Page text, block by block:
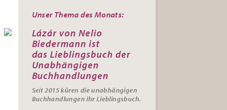
Unser Thema des Monats:
Lázár von Nelio
Biedermann ist
dasLieblingsbuch der
Unabhängigen
Buchhandlungen
Seit 2015 küren die unabhängigen
Buchhandlungen ihr Lieblingsbuch.